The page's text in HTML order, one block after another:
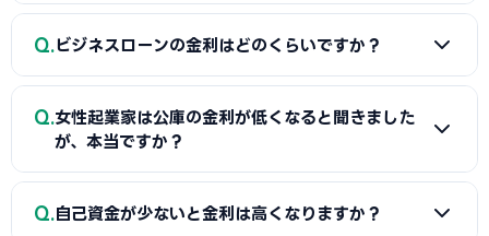
後上昇する可能性が高いです。公庫の融資は基本的に固定金
利であり、返済額が完済まで変わらないため、長期的な資金
A
公庫は制度に基づいて金利が決まるため個別交渉の余地
や認定支援機関枠等）を工夫することで実質的な金利を下げ
られます。信用金庫・銀行では担当者の裁量がある程度あ
り、複数の金融機関の見積もりを比較材料に交渉することが
Q ビジネスローンの金利はどのくらいですか？
A
ノンバンク系のビジネスローンは3〜18%程度と高金利で
す。消費者金融系のビジネスローンは上限金利18%となりま
急時の「つなぎ」としての短期利用に限定し、長期借入には
使わないことを強くお勧めします。
Q 女性起業家は公庫の金利が低くなると聞きました
が、本当ですか？
A
はい、本当です。公庫の「女性・若者・シニア起業家支
Q 自己資金が少ないと金利は高くなりますか？